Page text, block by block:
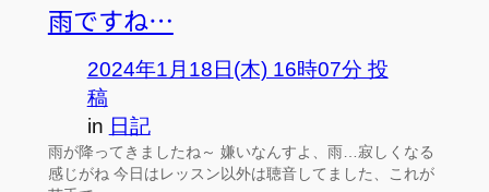
雨ですね…
2024年1月18日(木) 16時07分 投
稿
in 日記
雨が降ってきましたね～ 嫌いなんすよ、雨…寂しくなる
感じがね 今日はレッスン以外は聴音してました、これが